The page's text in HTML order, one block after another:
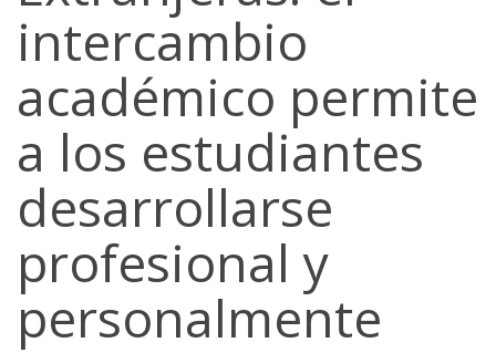
intercambio
académico permite
a los estudiantes
desarrollarse
profesional y
personalmente